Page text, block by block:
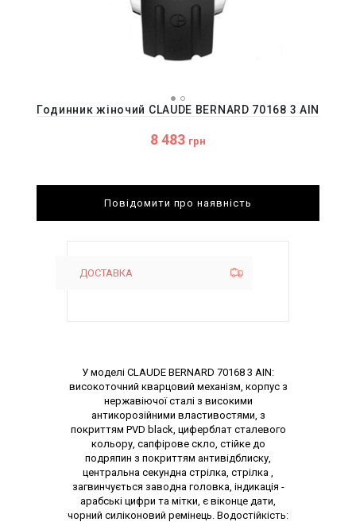
Годинник жіночий CLAUDE BERNARD 70168 3 AIN
8 483 грн
Повідомити про наявність
ДОСТАВКА
Опис товару
У моделі CLAUDE BERNARD 70168 3 AIN:
високоточний кварцовий механізм, корпус з
нержавіючої сталі з високими
антикорозійними властивостями, з
покриттям PVD black, циферблат сталевого
кольору, сапфірове скло, стійке до
подряпин з покриттям антивідблиску,
центральна секундна стрілка, стрілка ,
загвинчується заводна головка, індикація -
арабські цифри та мітки, є віконце дати,
чорний силіконовий ремінець. Водостійкість: